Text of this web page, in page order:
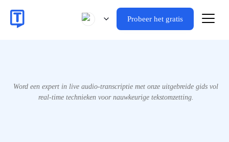
Probeer het gratis
Word een expert in live audio-transcriptie met onze uitgebreide gids vol
real-time technieken voor nauwkeurige tekstomzetting.